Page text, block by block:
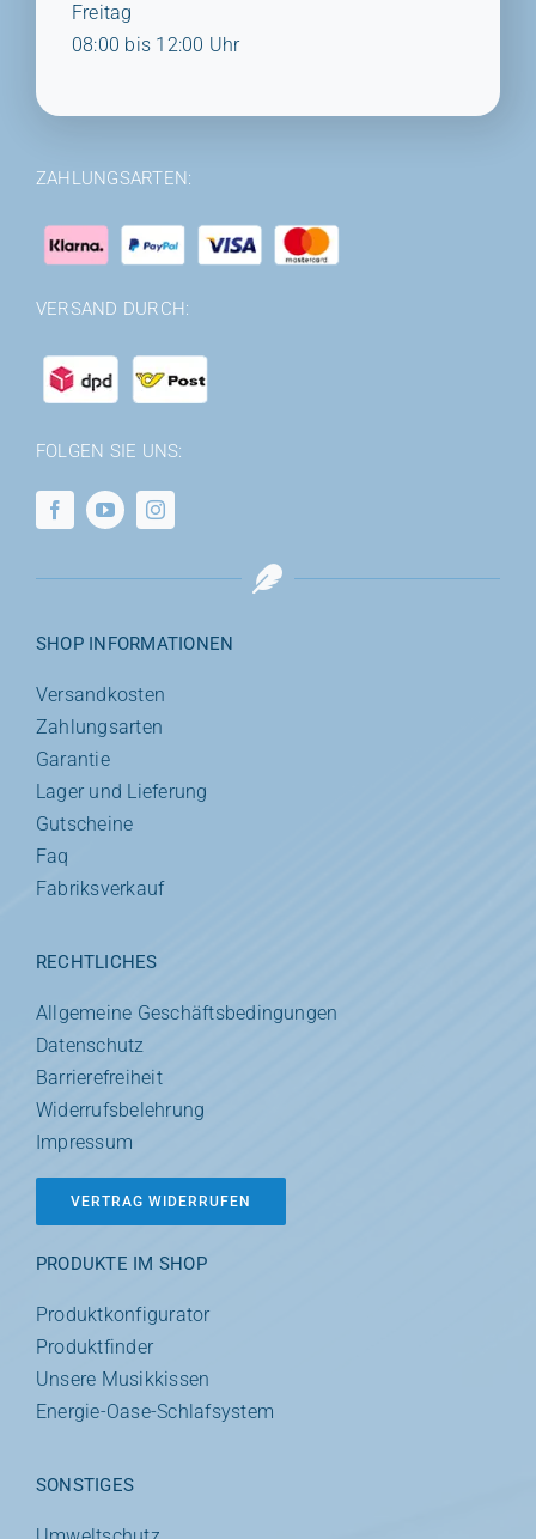
Freitag
08:00 bis 12:00 Uhr
ZAHLUNGSARTEN:
VERSAND DURCH:
FOLGEN SIE UNS:
SHOP INFORMATIONEN
Versandkosten
Zahlungsarten
Garantie
Lager und Lieferung
Gutscheine
Faq
Fabriksverkauf
RECHTLICHES
Allgemeine Geschäftsbedingungen
Datenschutz
Barrierefreiheit
Widerrufsbelehrung
Impressum
VERTRAG WIDERRUFEN
PRODUKTE IM SHOP
Produktkonfigurator
Produktfinder
Unsere Musikkissen
Energie-Oase-Schlafsystem
SONSTIGES